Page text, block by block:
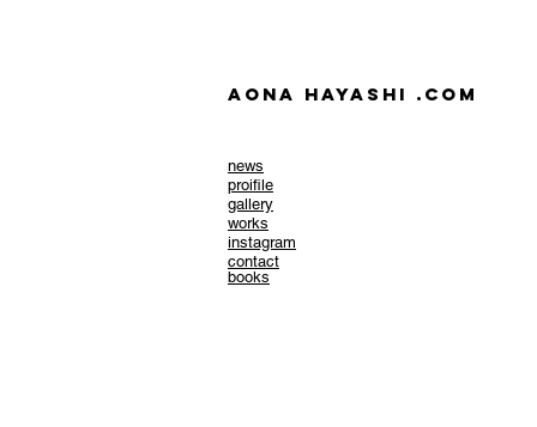
AONA HAYASHI .com
news
​proifile
gallery
works
instagram
contact
books